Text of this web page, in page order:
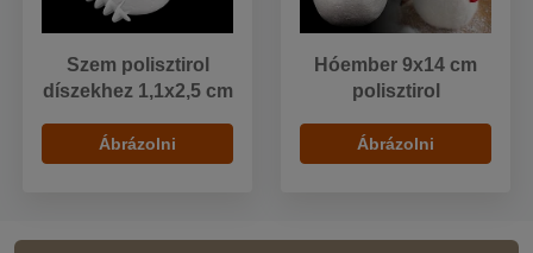
Szem polisztirol
díszekhez 1,1x2,5 cm
Ábrázolni
Hóember 9x14 cm
polisztirol
Ábrázolni